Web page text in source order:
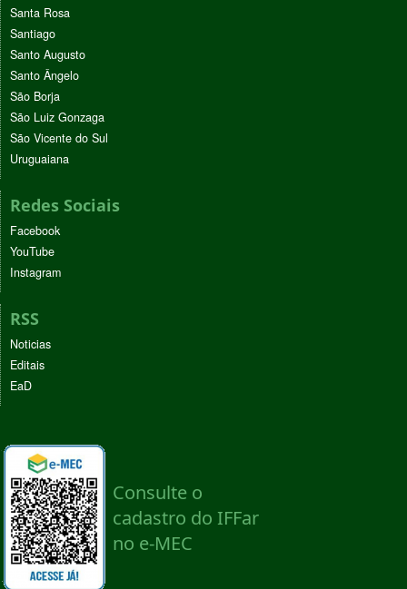
Santa Rosa
Santiago
Santo Augusto
Santo Ângelo
São Borja
São Luiz Gonzaga
São Vicente do Sul
Uruguaiana
Redes Sociais
Facebook
YouTube
Instagram
RSS
Noticias
Editais
EaD